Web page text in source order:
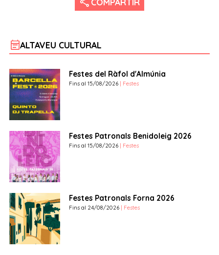
event_noteALTAVEU CULTURAL
Festes del Ràfol d'Almúnia
Fins al 15/08/2026 | Festes
Festes Patronals Benidoleig 2026
Fins al 15/08/2026 | Festes
Festes Patronals Forna 2026
Fins al 24/08/2026 | Festes